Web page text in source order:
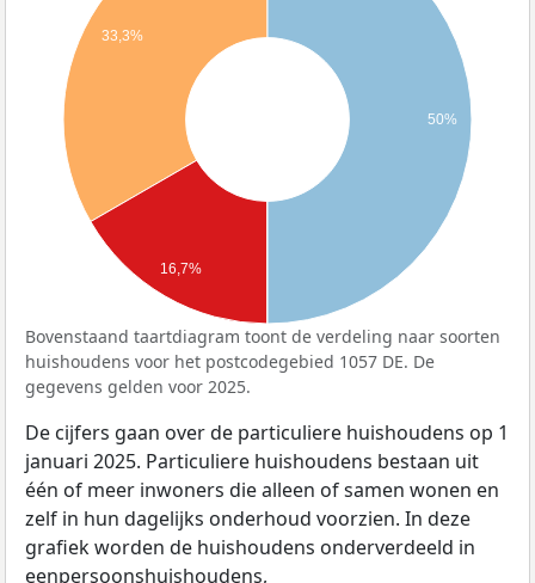
33,3%
16,7%
50%
Bovenstaand taartdiagram toont de verdeling naar soorten
huishoudens voor het postcodegebied 1057 DE. De
gegevens gelden voor 2025.
De cijfers gaan over de particuliere huishoudens op 1
januari 2025. Particuliere huishoudens bestaan uit
één of meer inwoners die alleen of samen wonen en
zelf in hun dagelijks onderhoud voorzien. In deze
grafiek worden de huishoudens onderverdeeld in
eenpersoonshuishoudens,